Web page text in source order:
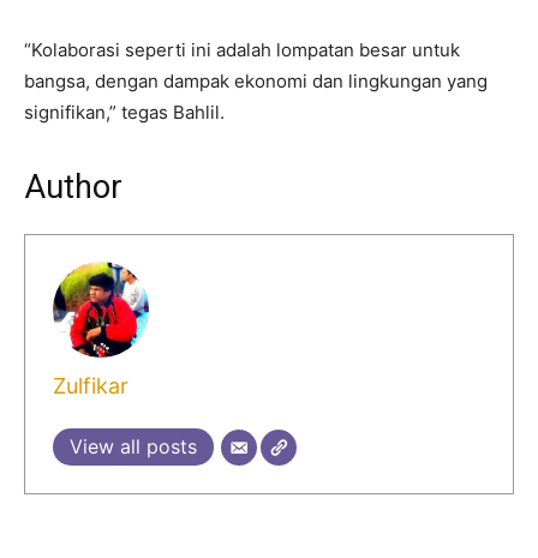
“Kolaborasi seperti ini adalah lompatan besar untuk
bangsa, dengan dampak ekonomi dan lingkungan yang
signifikan,” tegas Bahlil.
Author
Zulfikar
View all posts